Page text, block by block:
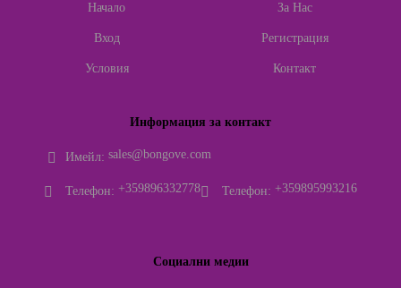
Начало За Нас
Вход Регистрация
Условия Контакт
Информация за контакт
Имейл: sales@bongove.com
Телефон: +359896332778 Телефон: +359895993216
Социални медии